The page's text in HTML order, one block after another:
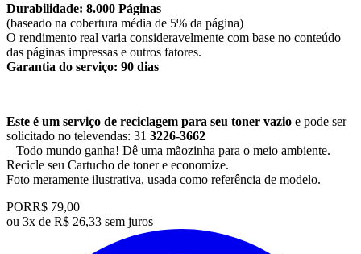
Durabilidade: 8.000 Páginas
(baseado na cobertura média de 5% da página)
O rendimento real varia consideravelmente com base no conteúdo
das páginas impressas e outros fatores.
Garantia do serviço: 90 dias
Este é um serviço de reciclagem para seu toner vazio e pode ser
solicitado no televendas: 31 3226-3662
– Todo mundo ganha! Dê uma mãozinha para o meio ambiente.
Recicle seu Cartucho de toner e economize.
​Foto meramente ilustrativa, usada como referência de modelo.
PORR$ 79,00
ou 3x de R$ 26,33 sem juros